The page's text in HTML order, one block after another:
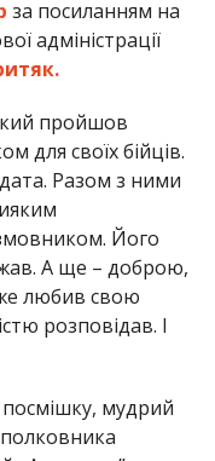
за посиланням на
адміністрації
пройшов
для своїх бійців.
Разом з ними
Його
А ще – доброю,
любив свою
розповідав. І
мудрий